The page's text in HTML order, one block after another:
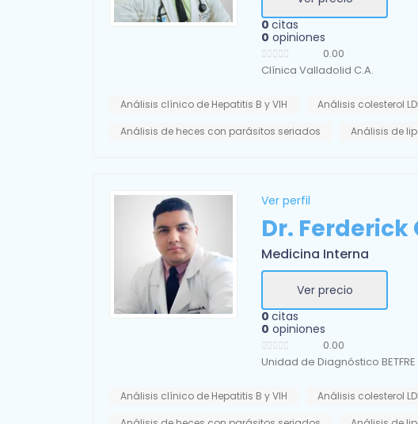
0 citas
0 opiniones
0.00
Clínica Valladolid C.A.
Análisis clínico de Hepatitis B y VIH Análisis colesterol
Análisis de heces con parásitos seriados
Análisis de
Ver perfil
Dr. Ferderick
Medicina Interna
Ver precio
0 citas
0 opiniones
0.00
Unidad de Diagnóstico BETFRE
Análisis clínico de Hepatitis B y VIH Análisis colesterol